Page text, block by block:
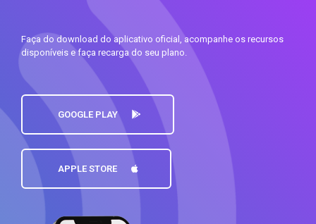
Faça do download do aplicativo oficial, acompanhe os recursos
disponíveis e faça recarga do seu plano.
GOOGLE PLAY
APPLE STORE